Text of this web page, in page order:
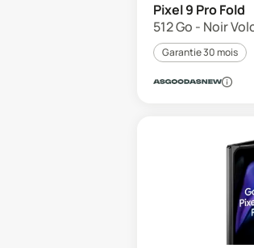
Pixel 9 Pro Fold
512 Go - Noir
Garantie 30 mois